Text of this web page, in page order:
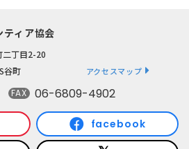
ィア協会
二丁目2-20
谷町
アクセスマップ
FAX 06-6809-4902
facebook